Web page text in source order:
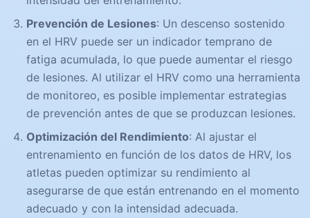
Prevención de Lesiones: Un descenso sostenido
en el HRV puede ser un indicador temprano de
fatiga acumulada, lo que puede aumentar el riesgo
de lesiones. Al utilizar el HRV como una herramienta
de monitoreo, es posible implementar estrategias
de prevención antes de que se produzcan lesiones.
Optimización del Rendimiento: Al ajustar el
entrenamiento en función de los datos de HRV, los
atletas pueden optimizar su rendimiento al
asegurarse de que están entrenando en el momento
adecuado y con la intensidad adecuada.